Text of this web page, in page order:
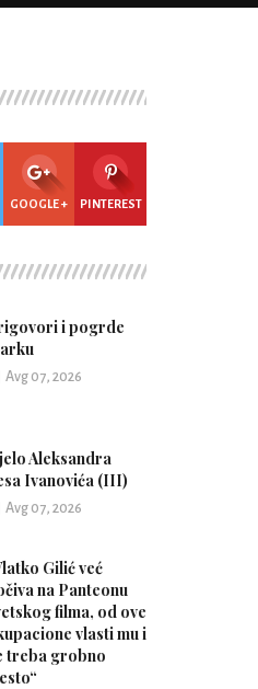
GOOGLE + PINTEREST
i pogrde
Avg 07, 2026
Aleksandra
Ivanovića (III)
Avg 07, 2026
Gilić već
na Panteonu
filma, od ove
vlasti mu i
treba grobno